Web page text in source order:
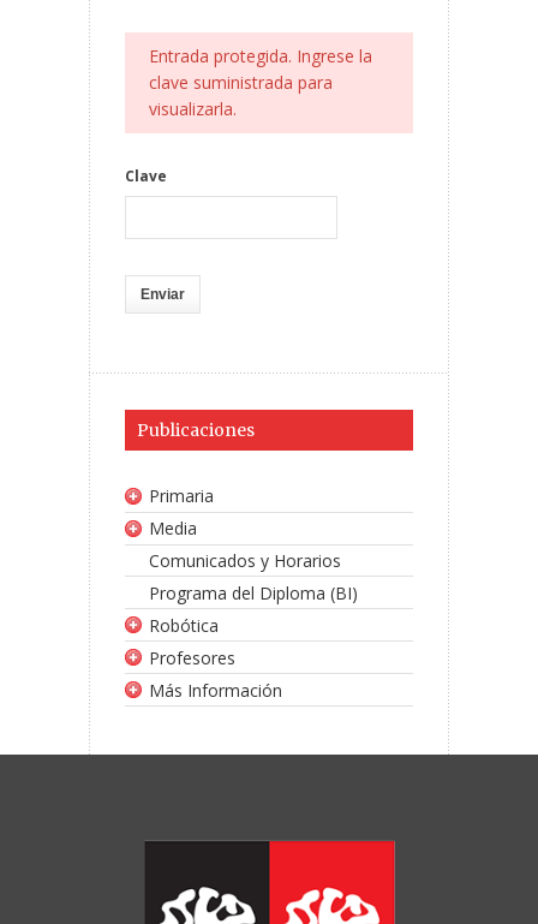
Entrada protegida. Ingrese la
clave suministrada para
visualizarla.
Clave
Publicaciones
Primaria
Media
Comunicados y Horarios
Programa del Diploma (BI)
Robótica
Profesores
Más Información